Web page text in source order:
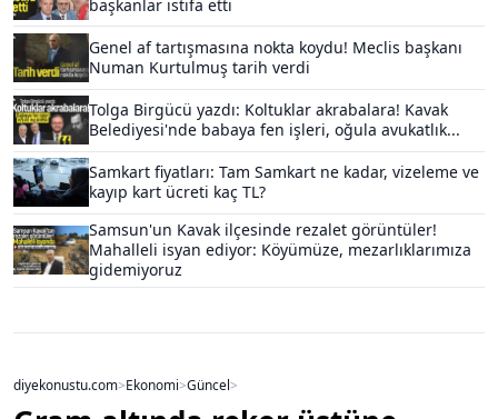
başkanlar istifa etti
Genel af tartışmasına nokta koydu! Meclis başkanı
Numan Kurtulmuş tarih verdi
Tolga Birgücü yazdı: Koltuklar akrabalara! Kavak
Belediyesi'nde babaya fen işleri, oğula avukatlık...
Samkart fiyatları: Tam Samkart ne kadar, vizeleme ve
kayıp kart ücreti kaç TL?
Samsun'un Kavak ilçesinde rezalet görüntüler!
Mahalleli isyan ediyor: Köyümüze, mezarlıklarımıza
gidemiyoruz
diyekonustu.com>Ekonomi>Güncel>